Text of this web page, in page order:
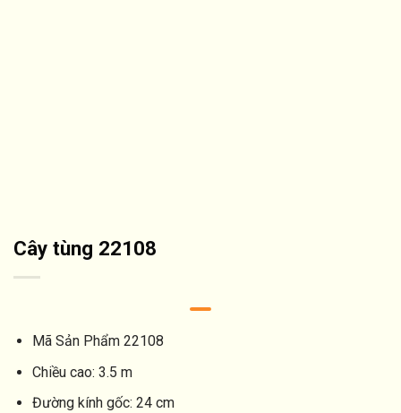
Cây tùng 22108
Mã Sản Phẩm 22108
Chiều cao: 3.5 m
Đường kính gốc: 24 cm